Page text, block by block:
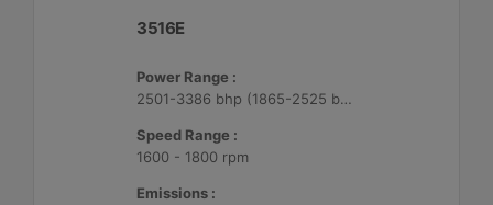
3516E
Power Range :
2501-3386 bhp (1865-2525 bkW)
Speed Range :
1600 - 1800 rpm
Emissions :